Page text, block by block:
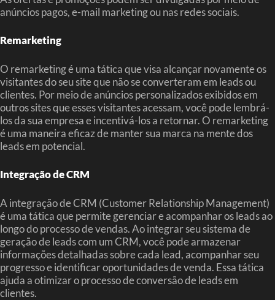
anúncios pagos, e-mail marketing ou nas redes sociais.
Remarketing
O remarketing é uma tática que visa alcançar novamente os
visitantes do seu site que não se converteram em leads ou
clientes. Por meio de anúncios personalizados exibidos em
outros sites que esses visitantes acessam, você pode lembrá-
los da sua empresa e incentivá-los a retornar. O remarketing
é uma maneira eficaz de manter sua marca na mente dos
leads em potencial.
Integração de CRM
A integração de CRM (Customer Relationship Management)
é uma tática que permite gerenciar e acompanhar os leads ao
longo do processo de vendas. Ao integrar seu sistema de
geração de leads com um CRM, você pode armazenar
informações detalhadas sobre cada lead, acompanhar seu
progresso e identificar oportunidades de venda. Essa tática
ajuda a otimizar o processo de conversão de leads em
clientes.